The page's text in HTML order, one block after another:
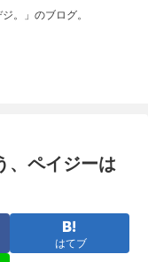
。」のブログ。
、ペイジーは
はてブ